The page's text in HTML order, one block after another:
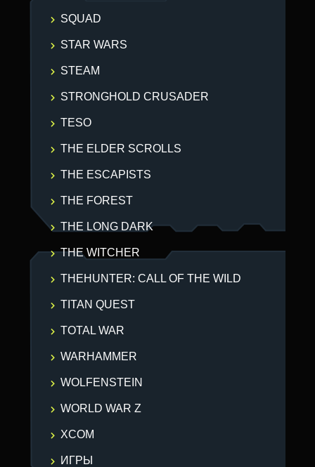
SQUAD
STAR WARS
STEAM
STRONGHOLD CRUSADER
TESO
THE ELDER SCROLLS
THE ESCAPISTS
THE FOREST
THE LONG DARK
THE WITCHER
THEHUNTER: CALL OF THE WILD
TITAN QUEST
TOTAL WAR
WARHAMMER
WOLFENSTEIN
WORLD WAR Z
XCOM
ИГРЫ